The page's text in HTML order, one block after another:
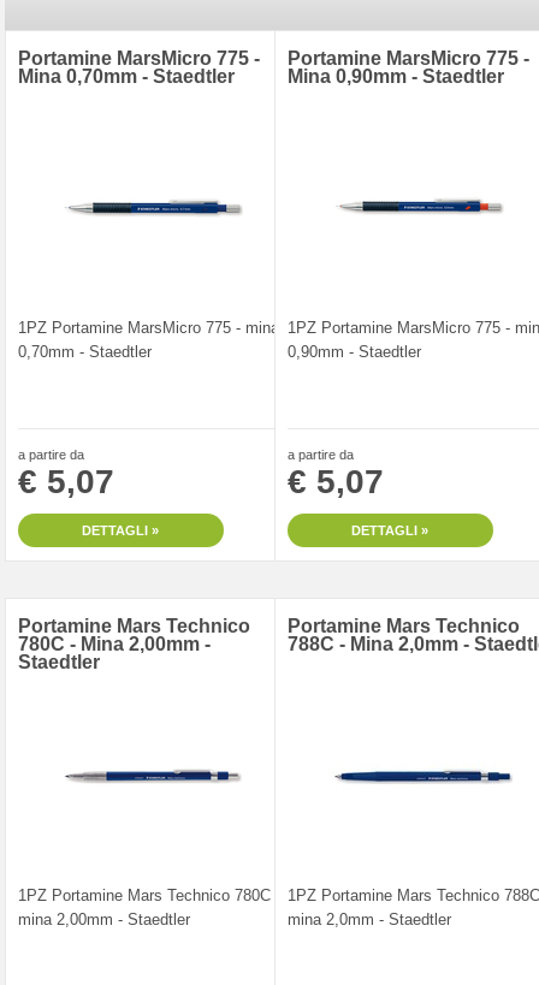
Portamine MarsMicro 775 -
Mina 0,70mm - Staedtler
1PZ Portamine MarsMicro 775 - mina
0,70mm - Staedtler
a partire da
€ 5,07
DETTAGLI »
Portamine MarsMicro 775 -
Mina 0,90mm - Staedtler
1PZ Portamine MarsMicro 775 -
0,90mm - Staedtler
a partire da
€ 5,07
DETTAGLI »
Portamine Mars Technico
780C - Mina 2,00mm -
Staedtler
1PZ Portamine Mars Technico 780C -
mina 2,00mm - Staedtler
Portamine Mars Technico
788C - Mina 2,0mm -
1PZ Portamine Mars Technico
mina 2,0mm - Staedtler